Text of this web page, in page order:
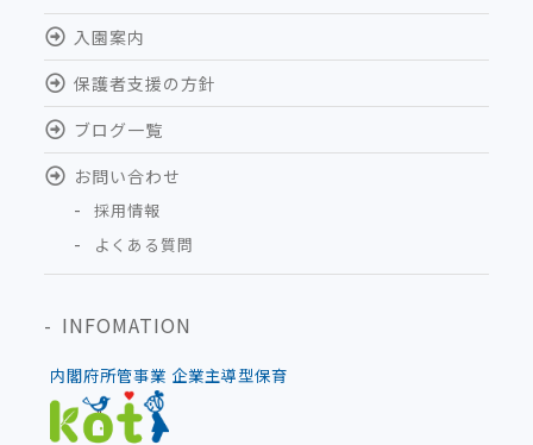
入園案内
保護者支援の方針
ブログ一覧
お問い合わせ
採用情報
よくある質問
INFOMATION
内閣府所管事業 企業主導型保育